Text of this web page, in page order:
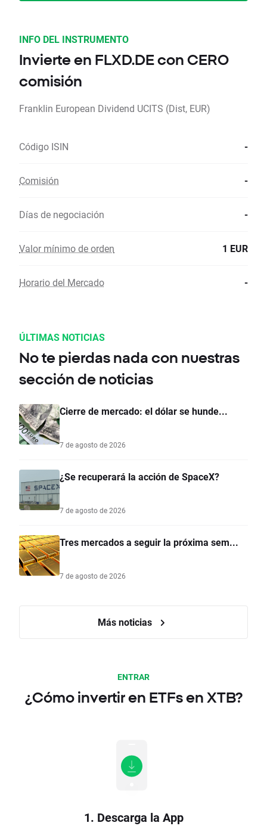
INFO DEL INSTRUMENTO
Invierte en FLXD.DE con CERO
comisión
Franklin European Dividend UCITS (Dist, EUR)
Código ISIN -
Comisión -
Días de negociación -
Valor mínimo de orden 1 EUR
Horario del Mercado -
ÚLTIMAS NOTICIAS
No te pierdas nada con nuestras
sección de noticias
Cierre de mercado: el dólar se hunde...
7 de agosto de 2026
¿Se recuperará la acción de SpaceX?
7 de agosto de 2026
Tres mercados a seguir la próxima sem...
7 de agosto de 2026
Más noticias
ENTRAR
¿Cómo invertir en ETFs en XTB?
1. Descarga la App